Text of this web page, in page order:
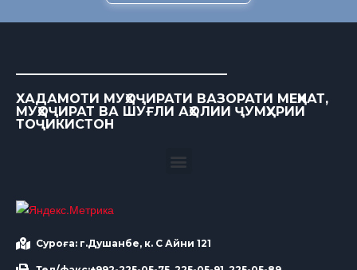
ХАДАМОТИ МУҲОҶИРАТИ ВАЗОРАТИ МЕҲНАТ,
МУҲОҶИРАТ ВА ШУҒЛИ АҲОЛИИ ҶУМҲУРИИ
ТОҶИКИСТОН
Суроға: г.Душанбе, к. С Айни 121